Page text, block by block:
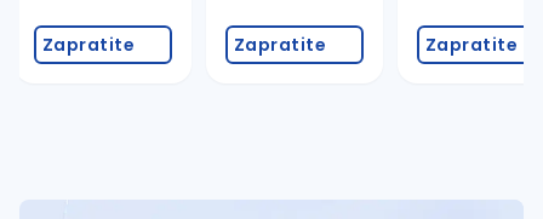
Zapratite Zapratite Zapratite